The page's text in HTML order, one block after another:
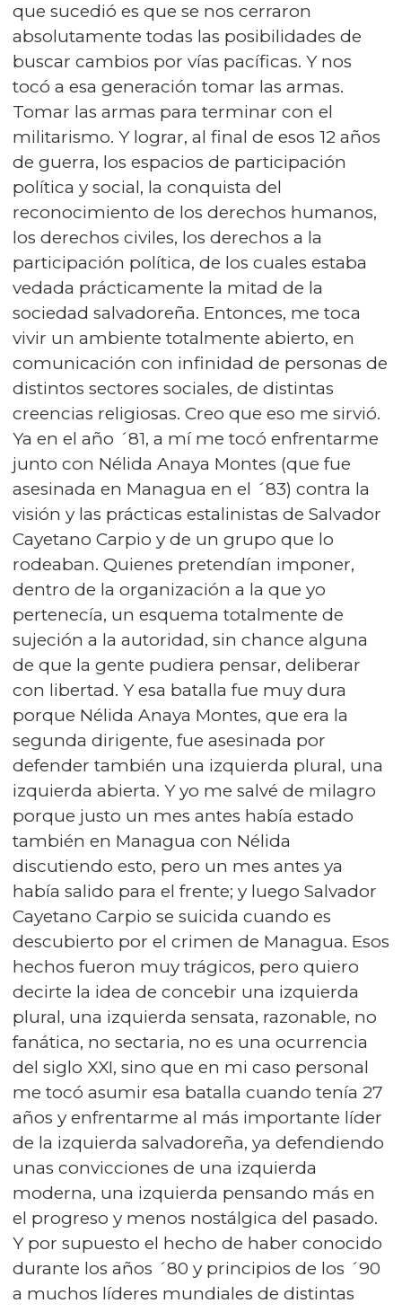
que sucedió es que se nos cerraron
absolutamente todas las posibilidades de
buscar cambios por vías pacíficas. Y nos
tocó a esa generación tomar las armas.
Tomar las armas para terminar con el
militarismo. Y lograr, al final de esos 12 años
de guerra, los espacios de participación
política y social, la conquista del
reconocimiento de los derechos humanos,
los derechos civiles, los derechos a la
participación política, de los cuales estaba
vedada prácticamente la mitad de la
sociedad salvadoreña. Entonces, me toca
vivir un ambiente totalmente abierto, en
comunicación con infinidad de personas de
distintos sectores sociales, de distintas
creencias religiosas. Creo que eso me sirvió.
Ya en el año ´81, a mí me tocó enfrentarme
junto con Nélida Anaya Montes (que fue
asesinada en Managua en el ´83) contra la
visión y las prácticas estalinistas de Salvador
Cayetano Carpio y de un grupo que lo
rodeaban. Quienes pretendían imponer,
dentro de la organización a la que yo
pertenecía, un esquema totalmente de
sujeción a la autoridad, sin chance alguna
de que la gente pudiera pensar, deliberar
con libertad. Y esa batalla fue muy dura
porque Nélida Anaya Montes, que era la
segunda dirigente, fue asesinada por
defender también una izquierda plural, una
izquierda abierta. Y yo me salvé de milagro
porque justo un mes antes había estado
también en Managua con Nélida
discutiendo esto, pero un mes antes ya
había salido para el frente; y luego Salvador
Cayetano Carpio se suicida cuando es
descubierto por el crimen de Managua. Esos
hechos fueron muy trágicos, pero quiero
decirte la idea de concebir una izquierda
plural, una izquierda sensata, razonable, no
fanática, no sectaria, no es una ocurrencia
del siglo XXI, sino que en mi caso personal
me tocó asumir esa batalla cuando tenía 27
años y enfrentarme al más importante líder
de la izquierda salvadoreña, ya defendiendo
unas convicciones de una izquierda
moderna, una izquierda pensando más en
el progreso y menos nostálgica del pasado.
Y por supuesto el hecho de haber conocido
durante los años ´80 y principios de los ´90
a muchos líderes mundiales de distintas